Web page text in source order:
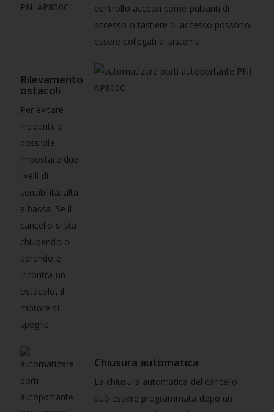
controllo accessi come pulsanti di
accesso o tastiere di accesso possono
essere collegati al sistema.
Rilevamento
ostacoli
Per evitare
incidenti, è
possibile
impostare due
livelli di
sensibilità: alta
e bassa. Se il
cancello si sta
chiudendo o
aprendo e
incontra un
ostacolo, il
motore si
spegne.
Chiusura automatica
La chiusura automatica del cancello
può essere programmata dopo un